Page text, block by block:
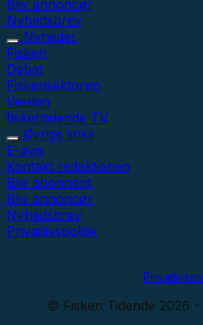
Bliv annoncør
Nyhedsbrev
Nyheder
Fiskeri
Debat
Fiskerisektoren
Verden
fiskeritidende TV
Øvrige links
E-avis
Kontakt redaktionen
Bliv abonnent
Bliv annoncør
Nyhedsbrev
Privatlivspolitik
© Fiskeri Tidende 2026